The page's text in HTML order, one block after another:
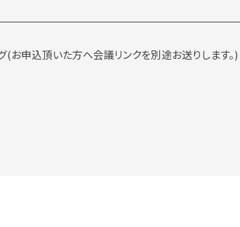
(お申込頂いた方へ会議リンクを別途お送りします。)